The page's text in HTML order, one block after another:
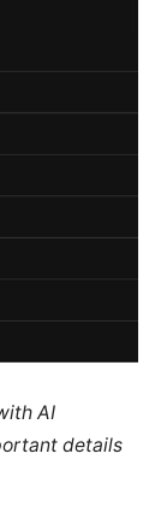
AI
details